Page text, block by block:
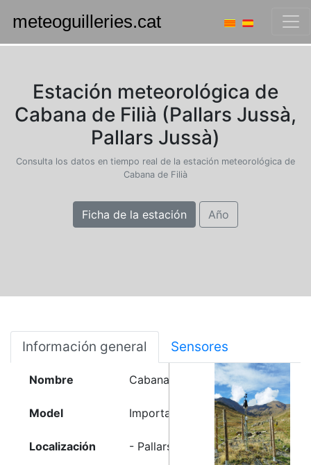
Estación meteorológica de
Cabana de Filià (Pallars Jussà,
Pallars Jussà)
Consulta los datos en tiempo real de la estación meteorológica de
Cabana de Filià
Ficha de la estación Año
Información general Sensores
Nombre Cabana de Filià
Model Importació tipus Meteoclimatic
Localización - Pallars Jussà (Lleida)